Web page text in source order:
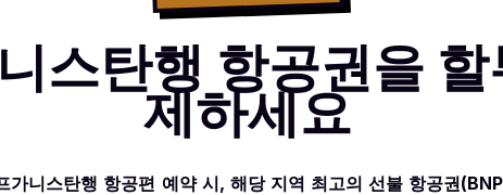
스탄행 항공권을 할
제하세요
니스탄행 항공편 예약 시, 해당 지역 최고의 선불 항공권